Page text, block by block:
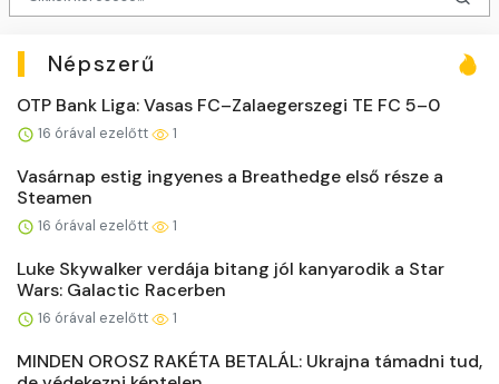
Népszerű
OTP Bank Liga: Vasas FC–Zalaegerszegi TE FC 5–0
16 órával ezelőtt 1
Vasárnap estig ingyenes a Breathedge első része a
Steamen
16 órával ezelőtt 1
Luke Skywalker verdája bitang jól kanyarodik a Star
Wars: Galactic Racerben
16 órával ezelőtt 1
MINDEN OROSZ RAKÉTA BETALÁL: Ukrajna támadni tud,